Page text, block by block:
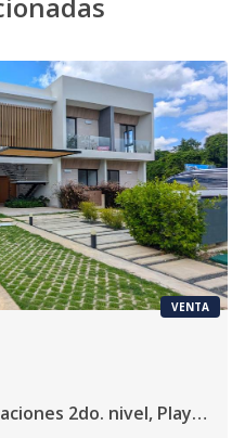
VENTA
Apartamento de 2 habitaciones 2do. nivel, Playa Nueva Romana